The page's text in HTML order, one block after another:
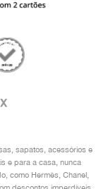
sapatos, acessórios e
e para a casa, nunca
como Hermès, Chanel,